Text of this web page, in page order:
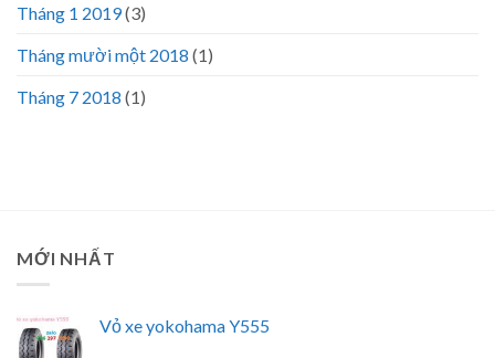
Tháng 1 2019(3)
Tháng mười một 2018 (1)
Tháng 7 2018 (1)
MỚI NHẤT
Vỏ xe yokohama Y555